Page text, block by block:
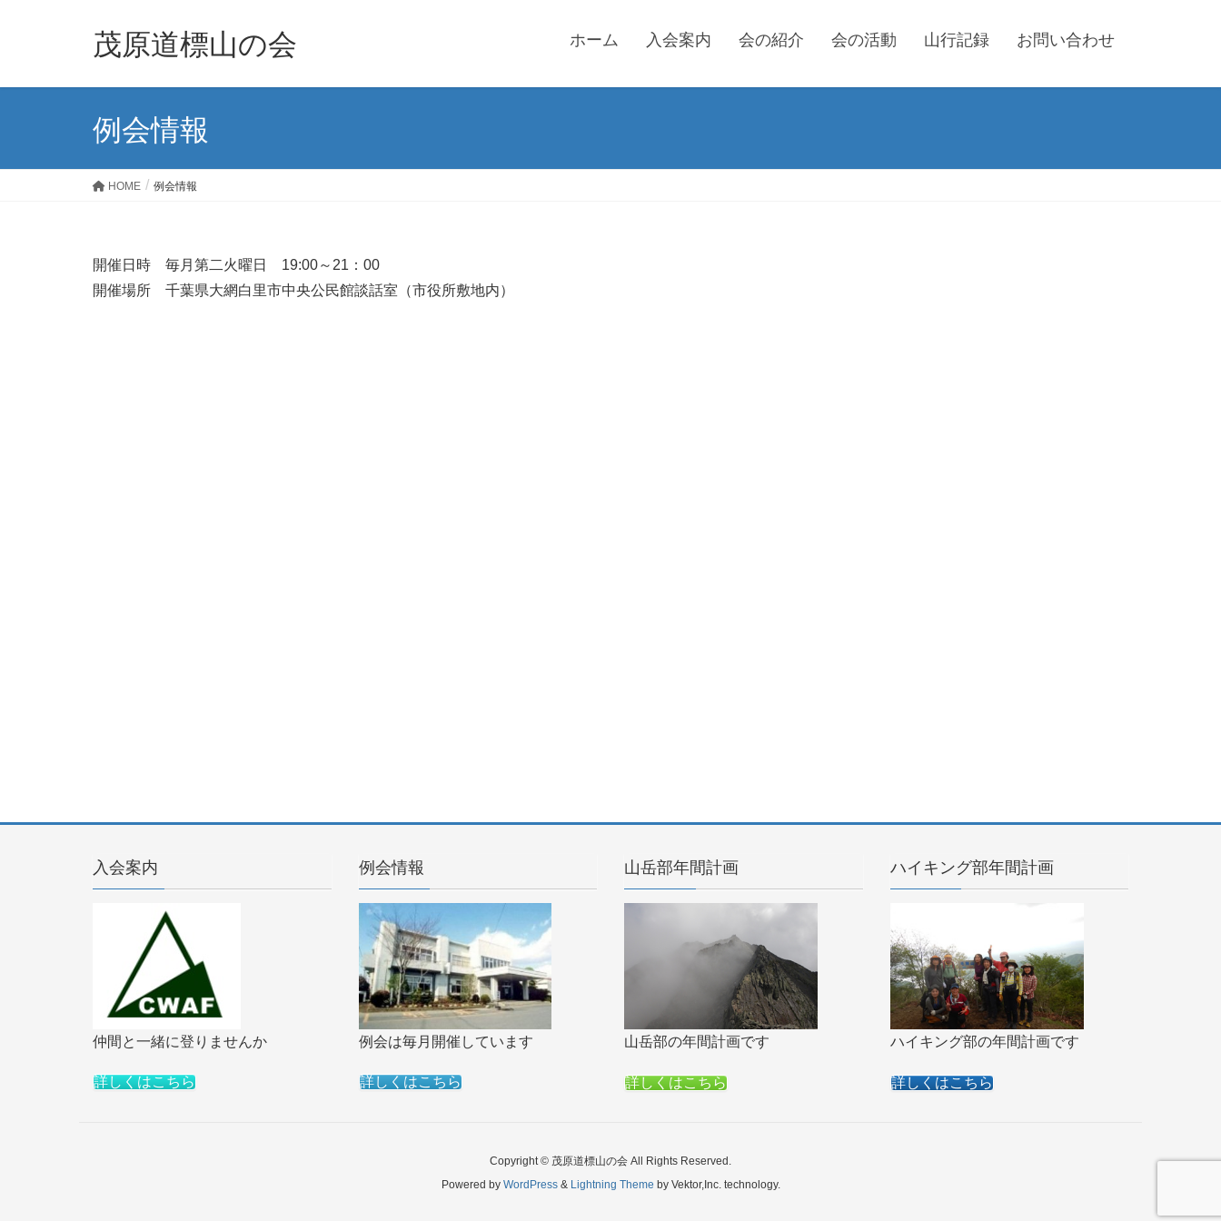
茂原道標山の会 ホーム 入会案内 会の紹介 会の活動 山行記録 お問い合わせ
例会情報
HOME 例会情報
開催日時 毎月第二火曜日 19:00～21：00
開催場所 千葉県大網白里市中央公民館談話室（市役所敷地内）
入会案内
仲間と一緒に登りませんか
詳しくはこちら
例会情報
例会は毎月開催しています
詳しくはこちら
山岳部年間計画
山岳部の年間計画です
詳しくはこちら
ハイキング部年間計画
ハイキング部の年間計画です
詳しくはこちら
Copyright © 茂原道標山の会 All Rights Reserved.
Powered by WordPress& Lightning Theme by Vektor,Inc. technology.